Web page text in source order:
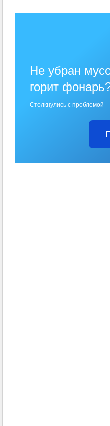
Не убран
горит
Столкнулись с проблемой